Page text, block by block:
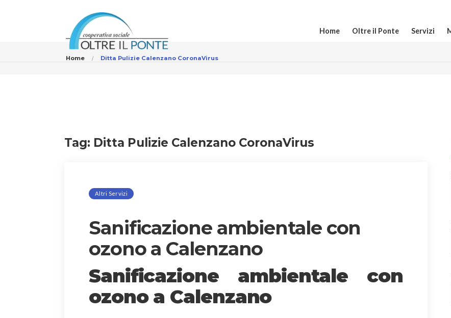
Home Oltre il Ponte Servizi
Home Ditta Pulizie Calenzano CoronaVirus
Tag: Ditta Pulizie Calenzano CoronaVirus
Altri Servizi
Sanificazione ambientale con
ozono a Calenzano
Sanificazione ambientale con
ozono a Calenzano